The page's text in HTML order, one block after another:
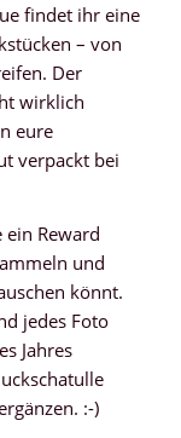
findet ihr eine
– von
Der
wirklich
eure
verpackt bei
Reward
und
könnt.
jedes Foto
Jahres
:-)